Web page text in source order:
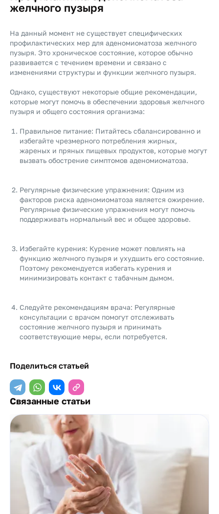
желчного пузыря
На данный момент не существует специфических
профилактических мер для аденомиоматоза желчного
пузыря. Это хроническое состояние, которое обычно
развивается с течением времени и связано с
изменениями структуры и функции желчного пузыря.
Однако, существуют некоторые общие рекомендации,
которые могут помочь в обеспечении здоровья желчного
пузыря и общего состояния организма:
Правильное питание: Питайтесь сбалансированно и
избегайте чрезмерного потребления жирных,
жареных и пряных пищевых продуктов, которые могут
вызвать обострение симптомов аденомиоматоза.
Регулярные физические упражнения: Одним из
факторов риска аденомиоматоза является ожирение.
Регулярные физические упражнения могут помочь
поддерживать нормальный вес и общее здоровье.
Избегайте курения: Курение может повлиять на
функцию желчного пузыря и ухудшить его состояние.
Поэтому рекомендуется избегать курения и
минимизировать контакт с табачным дымом.
Следуйте рекомендациям врача: Регулярные
консультации с врачом помогут отслеживать
состояние желчного пузыря и принимать
соответствующие меры, если потребуется.
Поделиться статьей
Связанные статьи